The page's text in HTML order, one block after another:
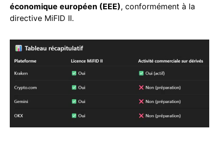
économique européen (EEE), conformément à la
directive MiFID II.